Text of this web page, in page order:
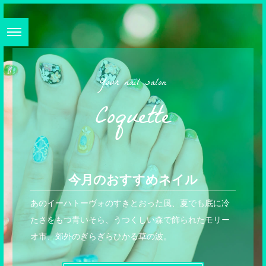
Your nail salon
Coquette
今月のおすすめネイル
あのイーハトーヴォのすきとおった風、夏でも底に冷
たさをもつ青いそら、うつくしい森で飾られたモリー
オ市、郊外のぎらぎらひかる草の波。